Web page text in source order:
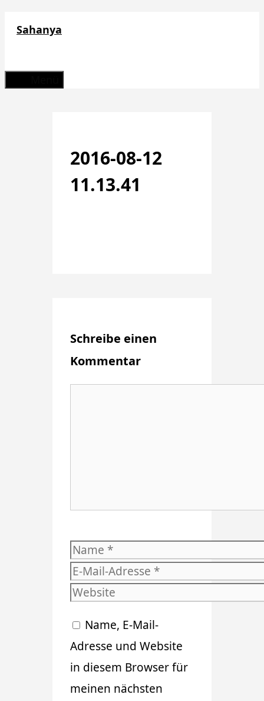
Sahanya
2016-08-12
11.13.41
Schreibe einen
Kommentar
Name
E-
Mail-
Website
Name, E-Mail-
Adresse und Website
in diesem Browser für
meinen nächsten